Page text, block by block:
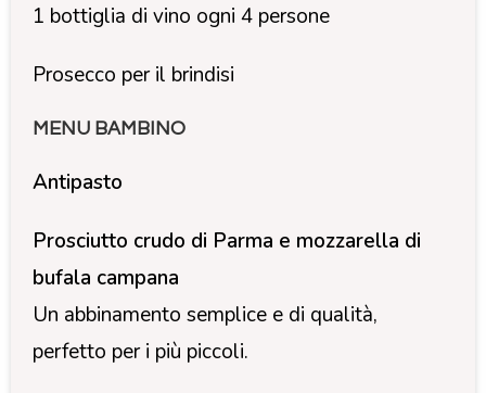
1 bottiglia di vino ogni 4 persone
Prosecco per il brindisi
MENU BAMBINO
Antipasto
Prosciutto crudo di Parma e mozzarella di
bufala campana
Un abbinamento semplice e di qualità,
perfetto per i più piccoli.